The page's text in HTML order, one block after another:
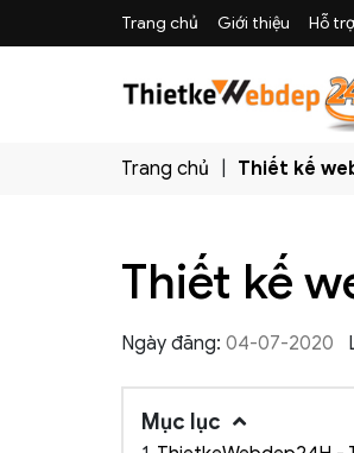
Trang chủ Giới thiệu Hỗ
Trang chủ Thiết kế
Thiết kế
Ngày đăng: 04-07-2020
Mục lục